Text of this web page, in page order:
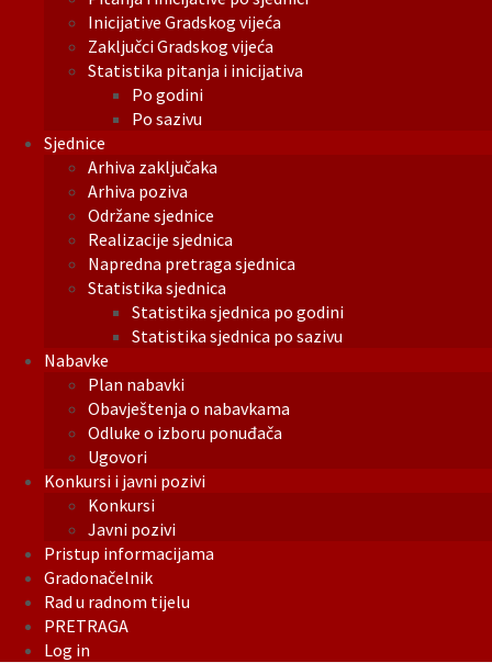
Inicijative Gradskog vijeća
Zaključci Gradskog vijeća
Statistika pitanja i inicijativa
Po godini
Po sazivu
Sjednice
Arhiva zaključaka
Arhiva poziva
Održane sjednice
Realizacije sjednica
Napredna pretraga sjednica
Statistika sjednica
Statistika sjednica po godini
Statistika sjednica po sazivu
Nabavke
Plan nabavki
Obavještenja o nabavkama
Odluke o izboru ponuđača
Ugovori
Konkursi i javni pozivi
Konkursi
Javni pozivi
Pristup informacijama
Gradonačelnik
Rad u radnom tijelu
PRETRAGA
Log in